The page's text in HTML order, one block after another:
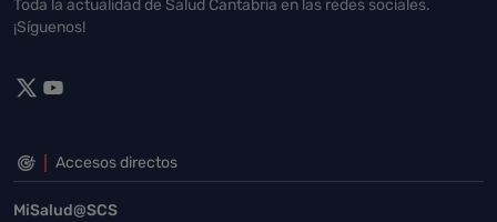
Toda la actualidad de Salud Cantabria en las redes sociales.
¡Síguenos!
Accesos directos
MiSalud@SCS